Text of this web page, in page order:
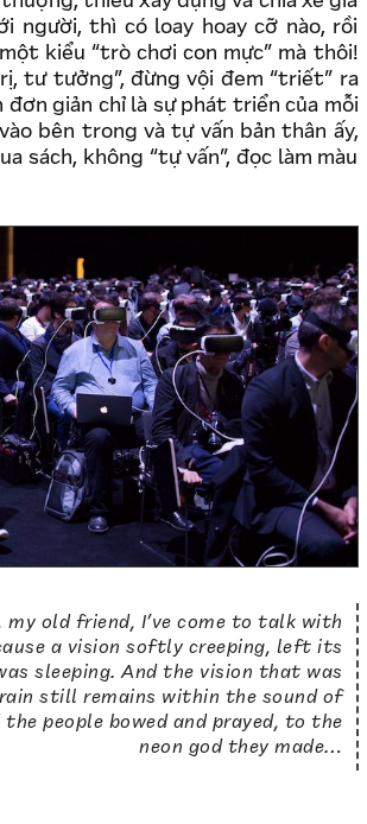
người, thì có loay hoay cỡ nào, rồi
kiểu “trò chơi con mực” mà thôi!
tư tưởng”, đừng vội đem “triết” ra
đơn giản chỉ là sự phát triển của mỗi
bên trong và tự vấn bản thân ấy,
sách, không “tự vấn”, đọc làm màu
my old friend, I’ve come to talk with
a vision softly creeping, left its
sleeping. And the vision that was
still remains within the sound of
people bowed and prayed, to the
neon god they made…